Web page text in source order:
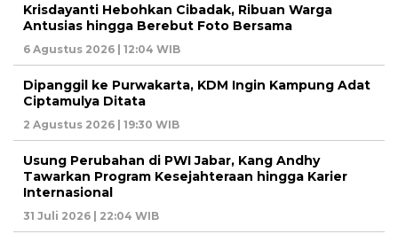
Krisdayanti Hebohkan Cibadak, Ribuan Warga
Antusias hingga Berebut Foto Bersama
6 Agustus 2026 | 12:04 WIB
Dipanggil ke Purwakarta, KDM Ingin Kampung Adat
Ciptamulya Ditata
2 Agustus 2026 | 19:30 WIB
Usung Perubahan di PWI Jabar, Kang Andhy
Tawarkan Program Kesejahteraan hingga Karier
Internasional
31 Juli 2026 | 22:04 WIB